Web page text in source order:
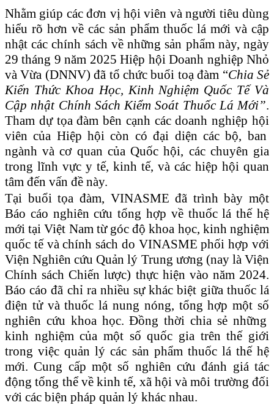
Nhằm giúp các đơn vị hội viên và người tiêu dùng
hiểu rõ hơn về các sản phẩm thuốc lá mới và cập
nhật các chính sách về những sản phẩm này, ngày
29 tháng 9 năm 2025 Hiệp hội Doanh nghiệp Nhỏ
và Vừa (DNNV) đã tổ chức buổi toạ đàm “Chia Sẻ
Kiến Thức Khoa Học, Kinh Nghiệm Quốc Tế Và
Cập nhật Chính Sách Kiểm Soát Thuốc Lá Mới”.
Tham dự tọa đàm bên cạnh các doanh nghiệp hội
viên của Hiệp hội còn có đại diện các bộ, ban
ngành và cơ quan của Quốc hội, các chuyên gia
trong lĩnh vực y tế, kinh tế, và các hiệp hội quan
tâm đến vấn đề này.
Tại buổi tọa đàm, VINASME đã trình bày một
Báo cáo nghiên cứu tổng hợp về thuốc lá thế hệ
mới tại Việt Nam từ góc độ khoa học, kinh nghiệm
quốc tế và chính sách do VINASME phối hợp với
Viện Nghiên cứu Quản lý Trung ương (nay là Viện
Chính sách Chiến lược) thực hiện vào năm 2024.
Báo cáo đã chỉ ra nhiềusự khác biệt giữa thuốc lá
điện tử và thuốc lá nung nóng, tổng hợpmột số
nghiên cứu khoa học. Đồng thời chia sẻ những
kinh nghiệm của một số quốc gia trên thế giới
trong việc quản lý các sản phẩm thuốc lá thế hệ
mới.Cung cấp một số nghiên cứu đánh giá tác
động tổng thể về kinh tế, xã hội và môi trường đối
với các biện pháp quản lý khác nhau.